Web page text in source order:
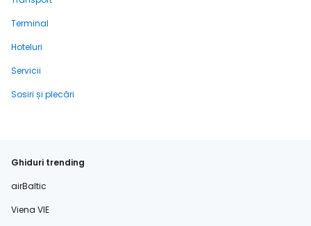
Terminal
Hoteluri
Servicii
Sosiri și plecări
Ghiduri trending
airBaltic
Viena VIE